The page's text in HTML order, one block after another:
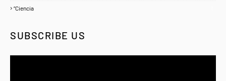
“Ciencia
SUBSCRIBE US